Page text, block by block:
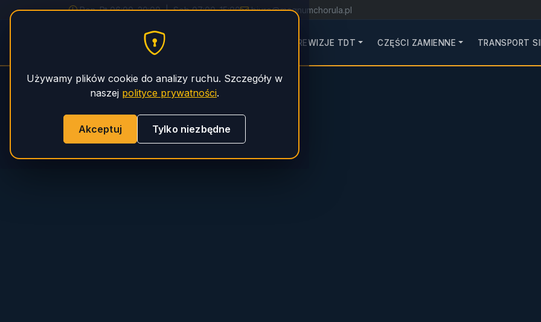
Pon–Pt 06:00–20:00 | Sob 07:00–15:00 biuro@magnumchorula.pl
PHS Magnum REWIZJE TDT CZĘŚCI ZAMIENNE TRANSPORT
Używamy plików cookie do analizy ruchu. Szczegóły w
naszej polityce prywatności.
Akceptuj Tylko niezbędne